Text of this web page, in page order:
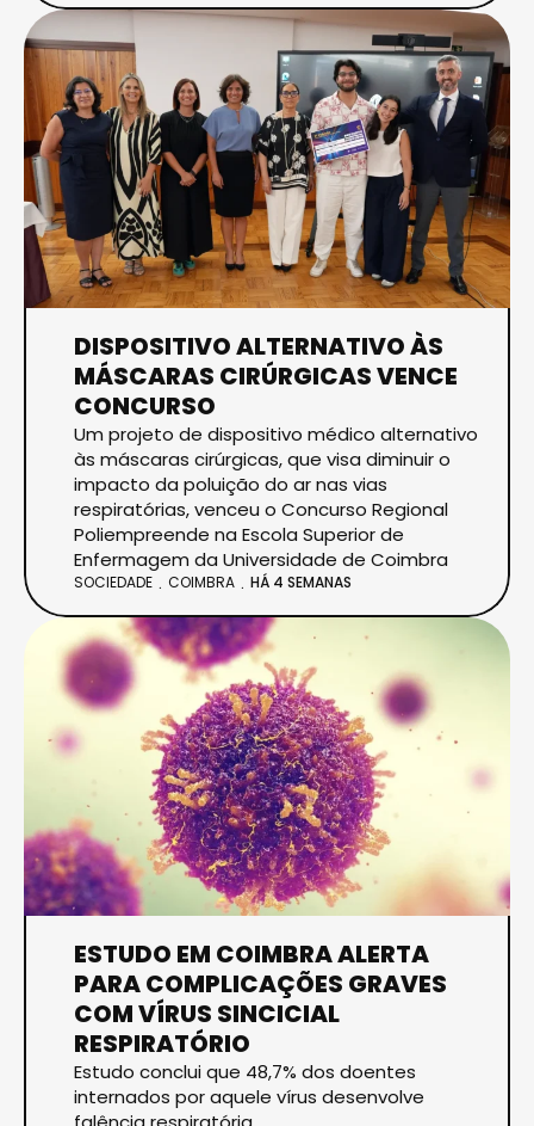
DISPOSITIVO ALTERNATIVO ÀS
MÁSCARAS CIRÚRGICAS VENCE
CONCURSO
Um projeto de dispositivo médico alternativo
às máscaras cirúrgicas, que visa diminuir o
impacto da poluição do ar nas vias
respiratórias, venceu o Concurso Regional
Poliempreende na Escola Superior de
Enfermagem da Universidade de Coimbra
SOCIEDADE COIMBRA HÁ 4 SEMANAS
ESTUDO EM COIMBRA ALERTA
PARA COMPLICAÇÕES GRAVES
COM VÍRUS SINCICIAL
RESPIRATÓRIO
Estudo conclui que 48,7% dos doentes
internados por aquele vírus desenvolve